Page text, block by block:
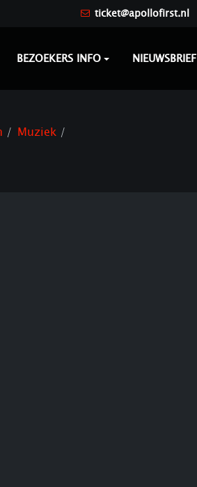
ticket@apollofirst.nl
BEZOEKERS INFO NIEUWSBRIEF
Muziek